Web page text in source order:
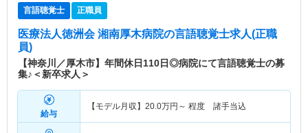
言語聴覚士 正職員
医療法人徳洲会 湘南厚木病院の言語聴覚士求人(正職
員)
【神奈川／厚木市】年間休日110日◎病院にて言語聴覚士の募
集♪＜新卒求人＞
給与
【モデル月収】 20.0万円～ 程度 諸手当込